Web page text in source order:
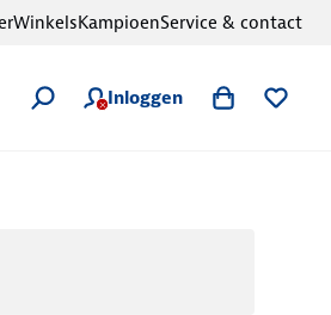
Inloggen
WinkelsKampioenService & contact